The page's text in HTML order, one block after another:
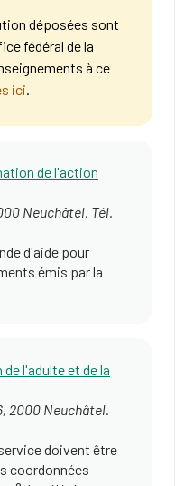
déposées sont
fédéral de la
à ce
ici.
de l'action
Neuchâtel. Tél.
d'aide pour
émis par la
l'adulte et de la
2000 Neuchâtel.
doivent être
coordonnées